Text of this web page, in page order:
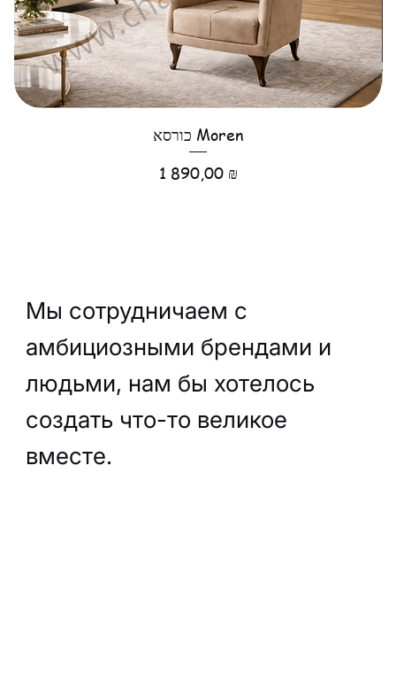
כורסא Moren
Цена
1 890,00 ₪
Мы сотрудничаем с
амбициозными брендами и
людьми, нам бы хотелось
создать что-то великое
вместе.